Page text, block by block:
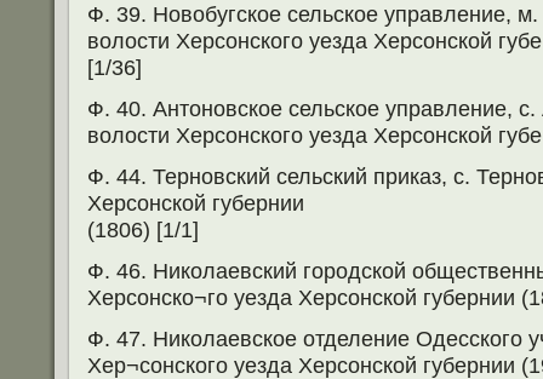
Ф. 39. Новобугское сельское управление,
волости Херсонского уезда Херсонской
[1/36]
Ф. 40. Антоновское сельское управление,
волости Херсонского уезда Херсонской
Ф. 44. Терновский сельский приказ, с.
Херсонской губернии
(1806) [1/1]
Ф. 46. Николаевский городской
Херсонско¬го уезда Херсонской губернии
Ф. 47. Николаевское отделение Одесского
Хер¬сонского уезда Херсонской губернии